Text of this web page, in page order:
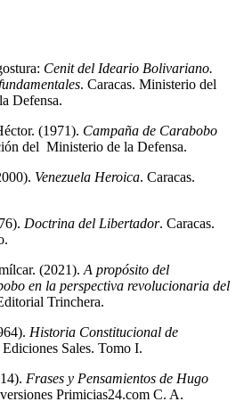
Cenit del Ideario Bolivariano.
. Caracas. Ministerio del
Defensa.
(1971). Campaña de Carabobo
del Ministerio de la Defensa.
Venezuela Heroica. Caracas.
Doctrina del Libertador. Caracas.
(2021). A propósito del
en la perspectiva revolucionaria del
Trinchera.
Historia Constitucional de
Ediciones Sales. Tomo I.
Frases y Pensamientos de Hugo
Primicias24.com C. A.